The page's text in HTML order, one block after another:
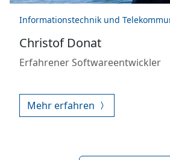
Informationstechnik und
Christof Donat
Erfahrener Softwareentwickler
Mehr erfahren